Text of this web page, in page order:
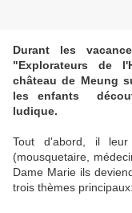
Durant les
"Explorateurs de
château de Meung
les enfants
ludique.
Tout d'abord, il
(mousquetaire,
Dame Marie ils
trois thèmes